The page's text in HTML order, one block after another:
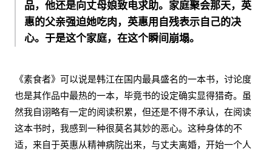
品，他还是向丈母娘致电求助。家庭聚会那天，英
惠的父亲强迫她吃肉，英惠用自残表示自己的决
心。于是这个家庭，在这个瞬间崩塌。
《素食者》可以说是韩江在国内最具盛名的一本书，讨论度
也是其作品中最热的一本，毕竟书的设定确实显得猎奇。虽
然我自诩略有一定的阅读积累，但还是不得不承认，在阅读
这本书时，我感到一种很莫名其妙的恶心。这种身体的不
适，来自于英惠从精神病院出来，与丈夫离婚，开始一个人